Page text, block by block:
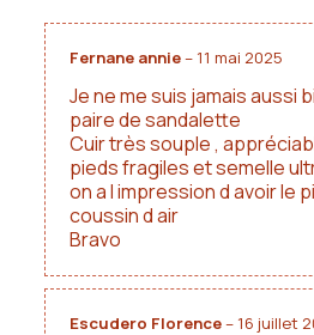
services ? Le montage permet
cordonnier de les remplacer
toucher au reste de la
Ce sont ces sandales qu'on
le matin. Parce qu'elles vont
À noter qu'il peut exister une
couleurs entre les photos et le
Fernane annie–11 mai 2025
Je ne me suis jamais aussi
paire de sandalette
Cuir très souple ,
pieds fragiles et semelle
on a l impression d avoir le
coussin d air
Bravo
Escudero Florence–16 juillet